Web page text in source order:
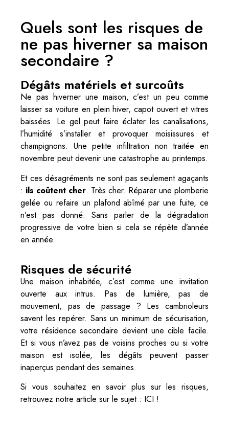
Quels sont les risques de
ne pas hiverner sa maison
secondaire ?
Dégâts matériels et surcoûts
Ne pas hiverner une maison, c’est un peu comme
laisser sa voiture en plein hiver, capot ouvert et vitres
baissées. Le gel peut faire éclater les canalisations,
l’humidité s’installer et provoquer moisissures et
champignons. Une petite infiltration non traitée en
novembre peut devenir une catastrophe au printemps.
Et ces désagréments ne sont pas seulement agaçants
: ils coûtent cher. Très cher. Réparer une plomberie
gelée ou refaire un plafond abîmé par une fuite, ce
n’est pas donné. Sans parler de la dégradation
progressive de votre bien si cela se répète d’année
en année.
Risques de sécurité
Une maison inhabitée, c’est comme une invitation
ouverte aux intrus. Pas de lumière, pas de
mouvement, pas de passage ? Les cambrioleurs
savent les repérer. Sans un minimum de sécurisation,
votre résidence secondaire devient une cible facile.
Et si vous n’avez pas de voisins proches ou si votre
maison est isolée, les dégâts peuvent passer
inaperçus pendant des semaines.
Si vous souhaitez en savoir plus sur les risques,
retrouvez notre article sur le sujet : ICI !